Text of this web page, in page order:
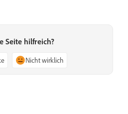
Seite hilfreich?
Nicht wirklich